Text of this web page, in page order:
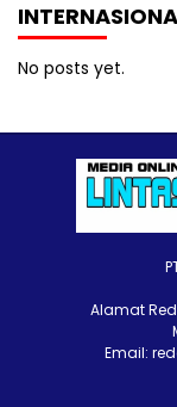
No posts yet.
Alamat
Email: